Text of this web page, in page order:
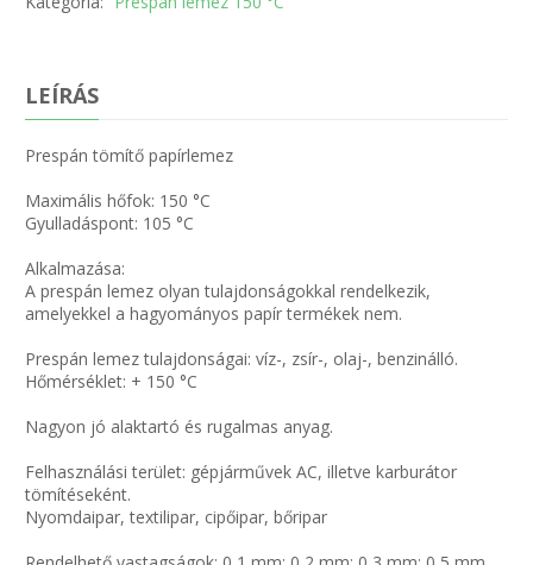
LEÍRÁS
Prespán tömítő papírlemez
Maximális hőfok: 150 °C
Gyulladáspont: 105 °C
Alkalmazása:
A prespán lemez olyan tulajdonságokkal rendelkezik,
amelyekkel a hagyományos papír termékek nem.
Prespán lemez tulajdonságai: víz-, zsír-, olaj-, benzinálló.
Hőmérséklet: + 150 °C
Nagyon jó alaktartó és rugalmas anyag.
Felhasználási terület: gépjárművek AC, illetve karburátor
tömítéseként.
Nyomdaipar, textilipar, cipőipar, bőripar